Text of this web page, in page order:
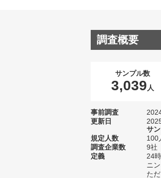
調査概要
サンプル数
3,039 人
事前調査
更新日
サ
規定人数
100
調査企業数
9社
定義
24
ニ
た